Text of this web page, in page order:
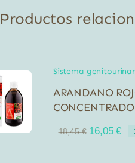
Productos
Sistema
ARANDANO
18,45€ El
16,05€El